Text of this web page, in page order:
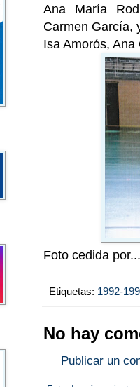
Ana María
Carmen García,
Isa Amorós,
Foto cedida
Etiquetas: 1992-
No hay
Publicar un